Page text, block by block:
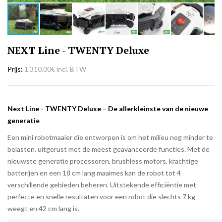
NEXT Line - TWENTY Deluxe
Prijs 1.310,00€ incl. BTW
Next Line - TWENTY Deluxe – De allerkleinste van de nieuwe
generatie
Een mini robotmaaier die ontworpen is om het milieu nog minder te
belasten, uitgerust met de meest geavanceerde functies. Met de
nieuwste generatie processoren, brushless motors, krachtige
batterijen en een 18 cm lang maaimes kan de robot tot 4
verschillende gebieden beheren. Uitstekende efficiëntie met
perfecte en snelle resultaten voor een robot die slechts 7 kg
weegt en 42 cm lang is.